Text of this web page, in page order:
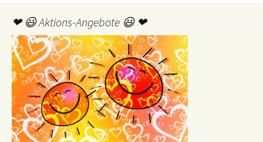
❤ 😃 Aktions-Angebote 😃 ❤